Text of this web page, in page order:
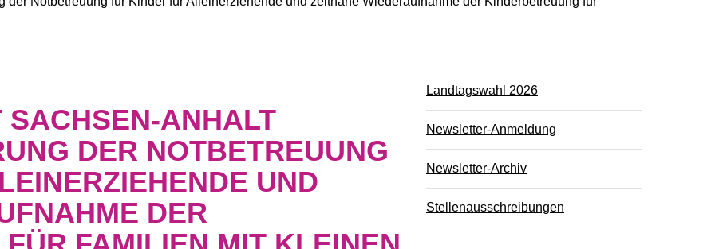
ANHALT
DER NOTBETREUUNG
UND
DER
Landtagswahl 2026
Newsletter-Anmeldung
Newsletter-Archiv
Stellenausschreibungen